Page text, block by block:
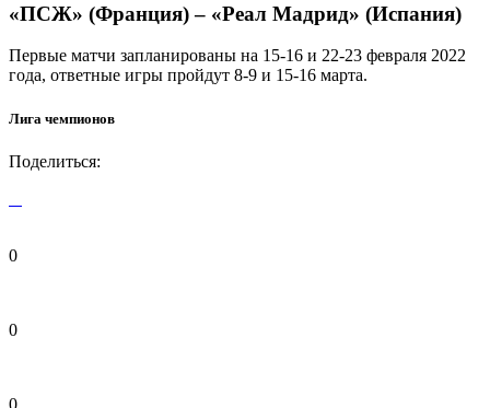
«ПСЖ» (Франция) – «Реал Мадрид» (Испания)
Первые матчи запланированы на 15-16 и 22-23 февраля 2022
года, ответные игры пройдут 8-9 и 15-16 марта.
Лига чемпионов
Поделиться:
0
0
0